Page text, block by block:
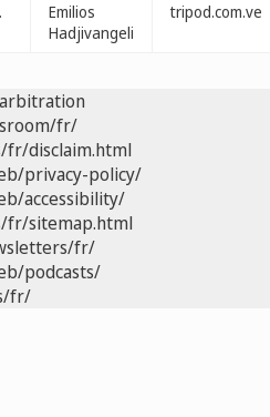
Emilios
Hadjivangeli
tripod.com.ve
fr/
disclaim.html
privacy-policy/
accessibility/
fr/sitemap.html
fr/
podcasts/
fr/